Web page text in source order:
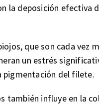
la deposición efectiva
que son cada vez
un estrés
pigmentación del filete.
también influye en la